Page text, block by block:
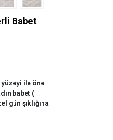
Babet
yüzeyi ile öne
babet (
gün şıklığına